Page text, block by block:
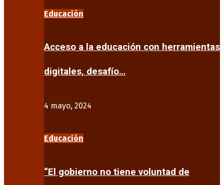
Educación
Acceso a la educación con herramientas
digitales, desafío…
4 mayo, 2024
Educación
“El gobierno no tiene voluntad de